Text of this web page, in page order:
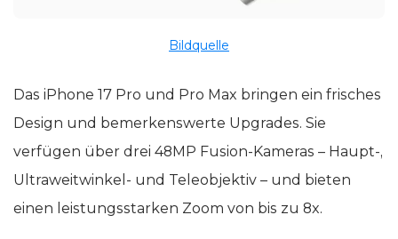
Bildquelle
Das iPhone 17 Pro und Pro Max bringen ein frisches
Design und bemerkenswerte Upgrades. Sie
verfügen über drei 48MP Fusion-Kameras – Haupt-,
Ultraweitwinkel- und Teleobjektiv – und bieten
einen leistungsstarken Zoom von bis zu 8x.